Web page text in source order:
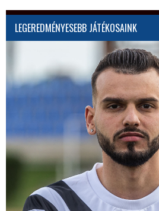
LEGEREDMÉNYESEBB JÁTÉKOSAINK